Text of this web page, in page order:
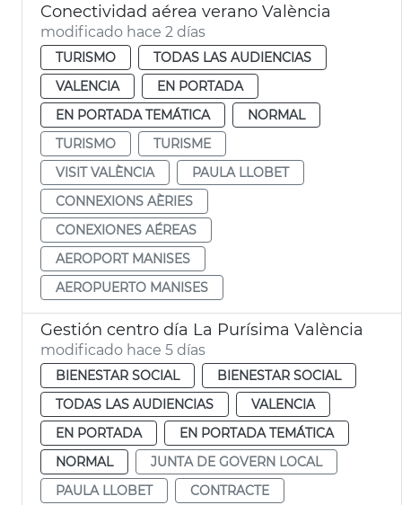
Conectividad aérea verano València
modificado hace 2 días
TURISMO
TODAS LAS AUDIENCIAS
VALENCIA
EN PORTADA
EN PORTADA TEMÁTICA
NORMAL
TURISMO
TURISME
VISIT VALÈNCIA
PAULA LLOBET
CONNEXIONS AÈRIES
CONEXIONES AÉREAS
AEROPORT MANISES
AEROPUERTO MANISES
Gestión centro día La Purísima València
modificado hace 5 días
BIENESTAR SOCIAL
BIENESTAR SOCIAL
TODAS LAS AUDIENCIAS
VALENCIA
EN PORTADA
EN PORTADA TEMÁTICA
NORMAL
JUNTA DE GOVERN LOCAL
PAULA LLOBET
CONTRACTE